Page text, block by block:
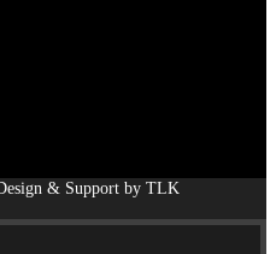
& Support by TLK